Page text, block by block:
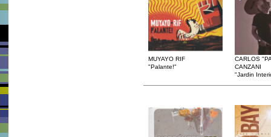
MUYAYO RIF
"Palante!"
CARLOS
CANZANI
"Jardin